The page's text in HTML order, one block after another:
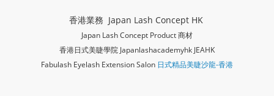
香港業務 Japan Lash Concept HK
Japan Lash Concept Product 商材
香港日式美睫學院 Japanlashacademyhk JEAHK
Fabulash Eyelash Extension Salon 日式精品美睫沙龍-香港